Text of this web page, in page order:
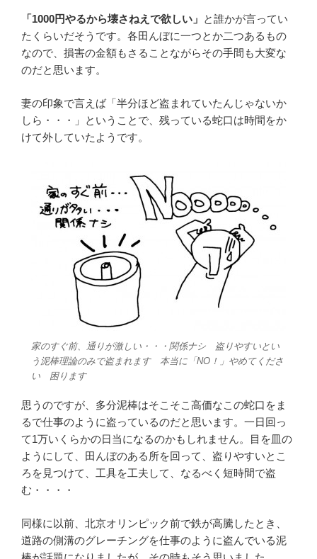
「1000円やるから壊さねえで欲しい」 と誰かが言ってい
たくらいだそうです。各田んぼに一つとか二つあるもの
なので、損害の金額もさることながらその手間も大変な
のだと思います。
妻の印象で言えば「半分ほど盗まれていたんじゃないか
しら・・・」ということで、残っている蛇口は時間をか
けて外していたようです。
家のすぐ前、通りが激しい・・・関係ナシ 盗りやすいとい
う泥棒理論のみで盗まれます 本当に「NO！」やめてくださ
い 困ります
思うのですが、多分泥棒はそこそこ高価なこの蛇口をま
るで仕事のように盗っているのだと思います。一日回っ
て1万いくらかの日当になるのかもしれません。目を皿の
ようにして、田んぼのある所を回って、盗りやすいとこ
ろを見つけて、工具を工夫して、なるべく短時間で盗
む・・・・
同様に以前、北京オリンピック前で鉄が高騰したとき、
道路の側溝のグレーチングを仕事のように盗んでいる泥